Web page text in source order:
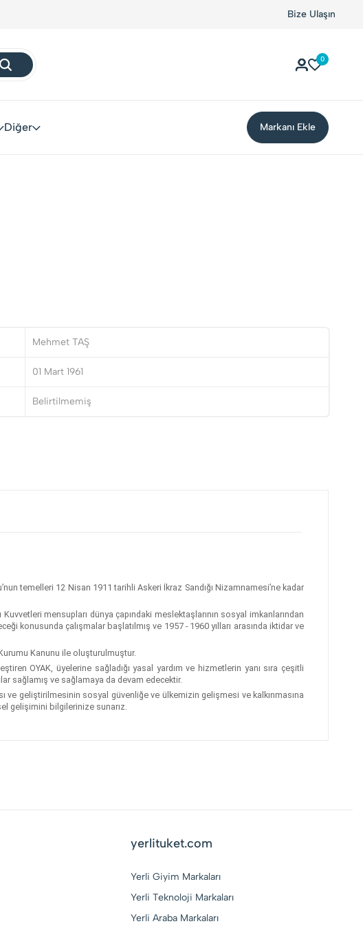
Bize Ulaşın
0
Diğer Markanı Ekle
Mehmet TAŞ
01 Mart 1961
Belirtilmemiş
temelleri 12 Nisan 1911 tarihli Askeri İkraz Sandığı Nizamnamesi’ne kadar
mensupları dünya çapındaki meslektaşlarının sosyal imkanlarından
konusunda çalışmalar başlatılmış ve 1957 - 1960 yılları arasında iktidar ve
Kanunu ile oluşturulmuştur.
OYAK, üyelerine sağladığı yasal yardım ve hizmetlerin yanı sıra çeşitli
sağlamış ve sağlamaya da devam edecektir.
ve geliştirilmesinin sosyal güvenliğe ve ülkemizin gelişmesi ve kalkınmasına
gelişimini bilgilerinize sunarız.
yerlituket.com
Yerli Giyim Markaları
Yerli Teknoloji Markaları
Yerli Araba Markaları